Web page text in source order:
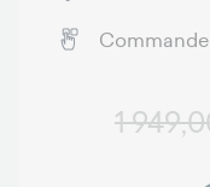
Prix
1